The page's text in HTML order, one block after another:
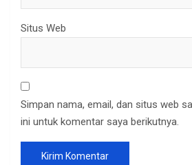
Situs Web
Simpan nama, email, dan situs web
ini untuk komentar saya berikutnya.